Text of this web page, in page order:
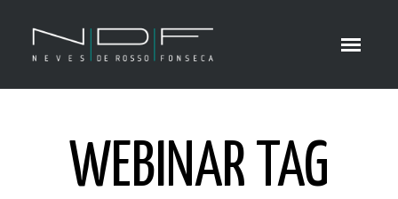
WEBINAR TAG